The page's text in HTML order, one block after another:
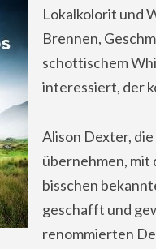
Lokalkolorit und
Brennen,
schottischem
interessiert, der
Alison Dexter, die
übernehmen, mit
bisschen
geschafft und
renommierten